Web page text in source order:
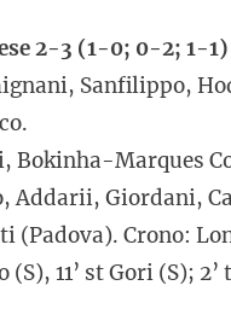
2-3 (1-0; 0-2; 1-1)
Sanfilippo,
Bokinha-Marques
Addarii, Giordani,
(Padova). Crono:
11’ st Gori (S);